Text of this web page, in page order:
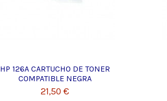
HP 126A CARTUCHO DE TONER
COMPATIBLE NEGRA
21,50 €